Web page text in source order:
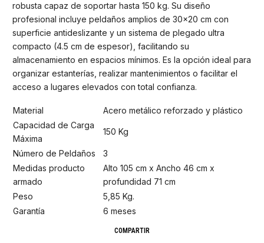
robusta capaz de soportar hasta 150 kg. Su diseño
profesional incluye peldaños amplios de 30x20 cm con
superficie antideslizante y un sistema de plegado ultra
compacto (4.5 cm de espesor), facilitando su
almacenamiento en espacios mínimos. Es la opción ideal para
organizar estanterías, realizar mantenimientos o facilitar el
acceso a lugares elevados con total confianza.
Material
Acero metálico reforzado y plástico
Capacidad de Carga
Máxima
150 Kg
Número de Peldaños
3
Medidas producto
armado
Alto 105 cm x Ancho 46 cm x
profundidad 71 cm
Peso
5,85 Kg.
Garantía
6 meses
COMPARTIR